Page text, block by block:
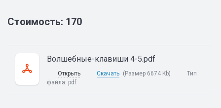
Стоимость: 170
Волшебные-клавиши 4-5.pdf
Открыть Скачать (Размер 6674 Kb)
Тип
файла: pdf